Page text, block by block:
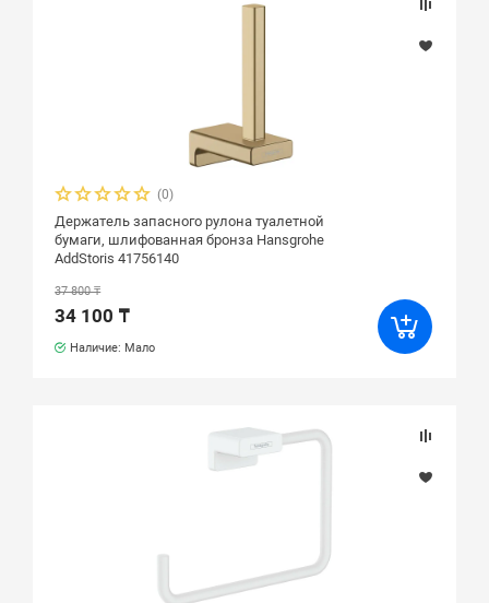
(0)
Держатель запасного рулона туалетной
бумаги, шлифованная бронза Hansgrohe
AddStoris 41756140
37 800 ₸
34 100 ₸
Наличие: Мало